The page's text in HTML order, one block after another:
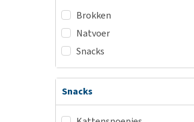
Brokken
Natvoer
Snacks
Snacks